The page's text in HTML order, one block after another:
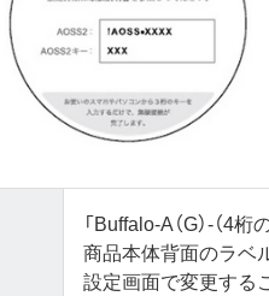
「Buffalo-A（G）-（4
商品本体背面のラベ
設定画面で変更する